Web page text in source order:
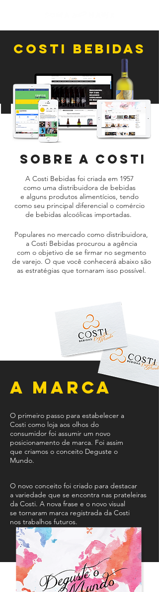
sobre A costi
A Costi Bebidas foi criada em 1957
como uma distribuidora de bebidas
e alguns produtos alimentícios, tendo
como seu principal diferencial o comércio
de bebidas alcoólicas importadas.
Populares no mercado como distribuidora,
a Costi Bebidas procurou a agência
com o objetivo de se firmar no segmento
de varejo. O que você conhecerá abaixo são
as estratégias que tornaram isso possível.
costi bebidas
A Marca
O primeiro passo para estabelecer a
Costi como loja aos olhos do
consumidor foi assumir um novo
posicionamento de marca. Foi assim
que criamos o conceito Deguste o
Mundo.
O novo conceito foi criado para destacar
a variedade que se encontra nas prateleiras
da Costi. A nova frase e o novo visual
se tornaram marca registrada da Costi
nos trabalhos futuros.